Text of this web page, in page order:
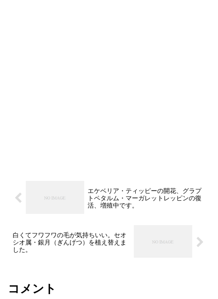
エケベリア・ティッピーの開花、グラプ
トペタルム・マーガレットレッピンの復
活、増殖中です。
白くてフワフワの毛が気持ちいい。セオ
シオ属・銀月（ぎんげつ）を植え替えま
した。
コメント